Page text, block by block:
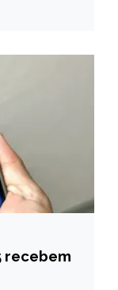
recebem